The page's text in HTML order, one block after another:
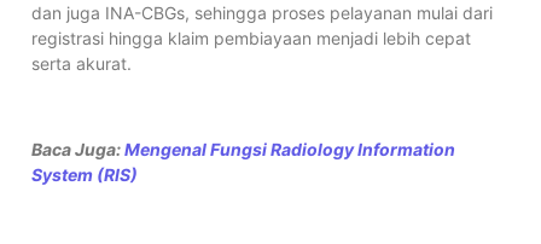
dan juga INA-CBGs, sehingga proses pelayanan mulai dari
registrasi hingga klaim pembiayaan menjadi lebih cepat
serta akurat.
Baca Juga:Mengenal Fungsi Radiology Information
System (RIS)